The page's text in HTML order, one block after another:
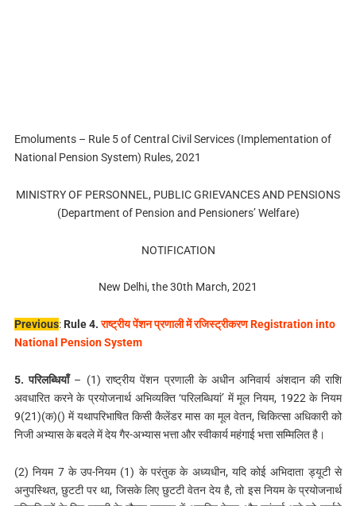
Emoluments – Rule 5 of Central Civil Services (Implementation of
National Pension System) Rules, 2021
MINISTRY OF PERSONNEL, PUBLIC GRIEVANCES AND PENSIONS
(Department of Pension and Pensioners’ Welfare)
NOTIFICATION
New Delhi, the 30th March, 2021
Previous: Rule 4.राष्ट्रीय पेंशन प्रणाली में रजिस्ट्रीकरण Registration into
National Pension System
5. परिलब्धियाँ– (1) राष्ट्रीय पेंशन प्रणाली के अधीन अनिवार्य अंशदान की राशि
अवधारित करने के प्रयोजनार्थ अभिव्यक्ति ‘परिलब्धियां’ में मूल नियम, 1922 के नियम
9(21)(क)() में यथापरिभाषित किसी कैलेंडर मास का मूल वेतन, चिकित्सा अधिकारी को
निजी अभ्यास के बदले में देय गैर-अभ्यास भत्ता और स्वीकार्य महंगाई भत्ता सम्मिलित है।
(2) नियम 7 के उप-नियम (1) के परंतुक के अध्यधीन, यदि कोई अभिदाता ड्यूटी से
अनुपस्थित, छुटटी पर था, जिसके लिए छुटटी वेतन देय है, तो इस नियम के प्रयोजनार्थ